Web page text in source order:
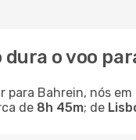
o voo
para Bahrein, nós
de 8h 45m; de